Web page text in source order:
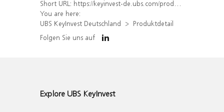
Short URL: https://keyinvest-de.ubs.com/produkt/detail/index/isin/DE000WA34XS2
You are here:
UBS KeyInvest Deutschland
Produktdetail
Folgen Sie uns auf
Explore UBS KeyInvest